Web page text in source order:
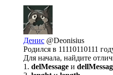
Денис @Deonisius
Родился в 11110110111
Для начала, найдите
1. delMessage и